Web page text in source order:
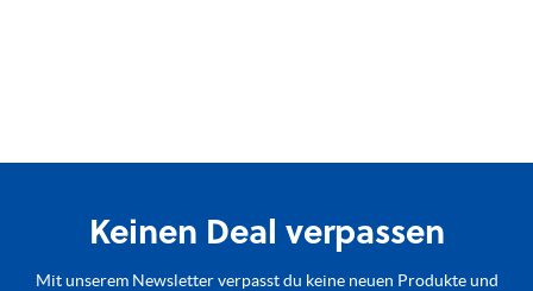
Keinen Deal verpassen
Mit unserem Newsletter verpasst du keine neuen Produkte und